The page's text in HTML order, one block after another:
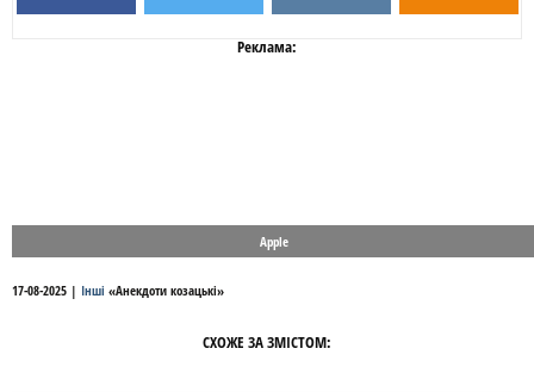
Реклама:
Apple
17-08-2025 | Інші «Анекдоти козацькі»
СХОЖЕ ЗА ЗМІСТОМ: